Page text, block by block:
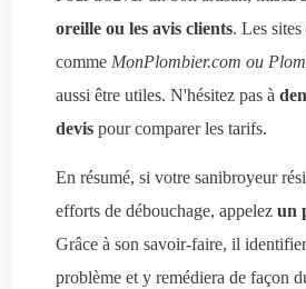
oreille ou les avis clients. Les
comme MonPlombier.com ou
aussi être utiles. N'hésitez pas à
devis pour comparer les tarifs.
En résumé, si votre sanibroyeur
efforts de débouchage, appelez un
Grâce à son savoir-faire, il
problème et y remédiera de façon